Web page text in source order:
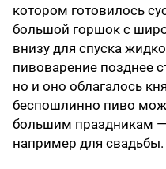
котором готовилось
большой горшок с
внизу для спуска
пивоварение позднее
но и оно облагалось
беспошлинно пиво
большим праздникам
например для свадьбы.